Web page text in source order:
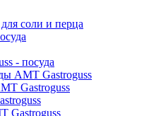
соли и перца
- посуда
AMT Gastroguss
Gastroguss
Gastroguss